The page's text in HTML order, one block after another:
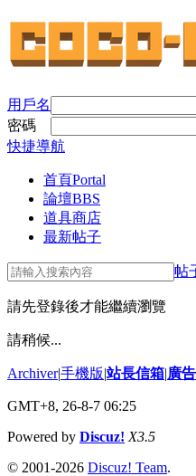
用戶名
密碼
快捷導航
首頁Portal
論壇BBS
道具商店
最新帖子
帖
請先登錄後才能繼續瀏覽
請稍候...
Archiver|手機版|站長信箱|廣
GMT+8, 26-8-7 06:25
Powered by Discuz! X3.5
© 2001-2026 Discuz! Team.